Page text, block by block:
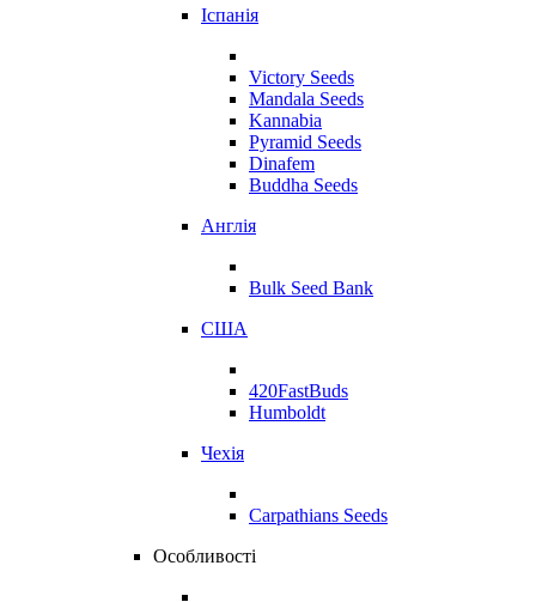
Іспанія
Victory Seeds
Mandala Seeds
Kannabia
Pyramid Seeds
Dinafem
Buddha Seeds
Англія
Bulk Seed Bank
США
420FastBuds
Humboldt
Чехія
Carpathians Seeds
Особливості